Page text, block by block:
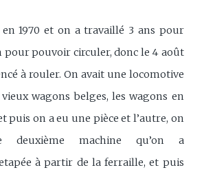
1970 et on a travaillé 3 ans pour
pouvoir circuler, donc le 4 août
à rouler. On avait une locomotive
wagons belges, les wagons en
puis on a eu une pièce et l’autre, on
machine qu’on a
à partir de la ferraille, et puis